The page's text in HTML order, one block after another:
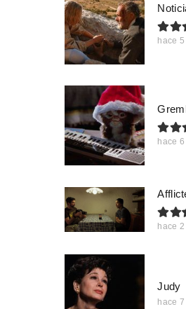
hace
hace
hace
Judy
hace